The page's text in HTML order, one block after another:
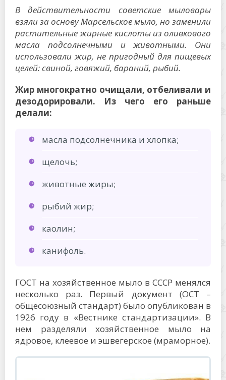
В действительности советские мыловары
взяли за основу Марсельское мыло, но заменили
растительные жирные кислоты из оливкового
масла подсолнечными и животными. Они
использовали жир, не пригодный для пищевых
целей: свиной, говяжий, бараний, рыбий.
Жир многократно очищали, отбеливали и
дезодорировали. Из чего его раньше
делали:
масла подсолнечника и хлопка;
щелочь;
животные жиры;
рыбий жир;
каолин;
канифоль.
ГОСТ на хозяйственное мыло в СССР менялся
несколько раз. Первый документ (ОСТ –
общесоюзный стандарт) было опубликован в
1926 году в «Вестнике стандартизации». В
нем разделяли хозяйственное мыло на
ядровое, клеевое и эшвегерское (мраморное).